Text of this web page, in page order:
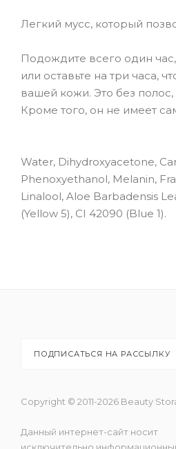
Легкий мусс, который
Подождите всего один
или оставьте на три часа,
вашей кожи. Это без
Кроме того, он не имеет
Water, Dihydroxyacetone,
Phenoxyethanol, Melanin,
Linalool, Aloe Barbadensis
(Yellow 5), CI 42090 (Blue 1).
ПОДПИСАТЬСЯ НА РАССЫЛКУ
Copyright © 2011-2026 Beauty
Данный интернет-сайт носит